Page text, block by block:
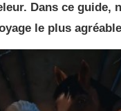
Dans ce guide,
le plus